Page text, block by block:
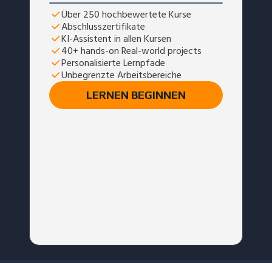
Über 250 hochbewertete Kurse
Abschlusszertifikate
KI-Assistent in allen Kursen
40+ hands-on Real-world projects
Personalisierte Lernpfade
Unbegrenzte Arbeitsbereiche
LERNEN BEGINNEN